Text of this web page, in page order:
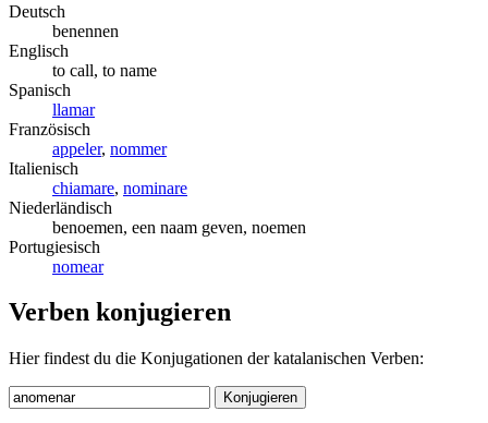
Deutsch
benennen
Englisch
to call, to name
Spanisch
llamar
Französisch
appeler, nommer
Italienisch
chiamare, nominare
Niederländisch
benoemen, een naam geven, noemen
Portugiesisch
nomear
Verben konjugieren
Hier findest du die Konjugationen der katalanischen Verben:
Konjugieren